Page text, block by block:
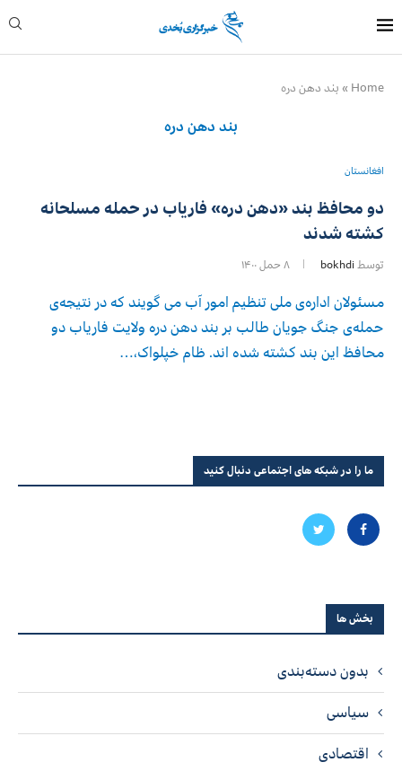
Home
» بند دهن دره
بند دهن دره
افغانستان
دو محافظ بند «دهن‌ دره» فاریاب در حمله مسلحانه
کشته شدند
توسط bokhdi ۸ حمل ۱۴۰۰
مسئولان اداره‌ی ملی تنظیم امور آب می‌ گویند که در نتیجه‌ی
حمله‌ی جنگ‌ جویان طالب بر بند دهن ‌دره ولایت فاریاب دو
محافظ این بند کشته شده ‌اند. ظام خپلواک،…
ما را در شبکه های اجتماعی دنبال کنید
بخش ها
بدون دسته‌بندی
سیاسی
اقتصادی